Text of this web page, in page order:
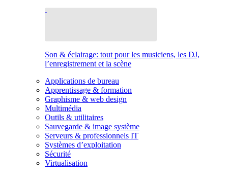
Son & éclairage: tout pour les musiciens, les DJ,
l’enregistrement et la scène
Applications de bureau
Apprentissage & formation
Graphisme & web design
Multimédia
Outils & utilitaires
Sauvegarde & image système
Serveurs & professionnels IT
Systèmes d’exploitation
Sécurité
Virtualisation